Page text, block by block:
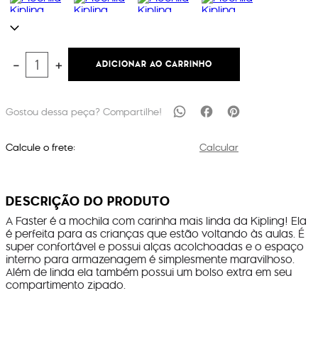
＋
－ ADICIONAR AO CARRINHO
Calcule o frete: Calcular
DESCRIÇÃO DO PRODUTO
A Faster é a mochila com carinha mais linda da Kipling! Ela
é perfeita para as crianças que estão voltando às aulas. É
super confortável e possui alças acolchoadas e o espaço
interno para armazenagem é simplesmente maravilhoso.
Além de linda ela também possui um bolso extra em seu
compartimento zipado.